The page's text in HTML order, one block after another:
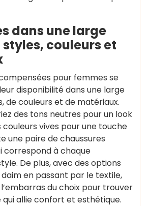
dans une large
couleurs et
pour femmes se
disponibilité dans une large
de couleurs et de matériaux.
des tons neutres pour un look
couleurs vives pour une touche
une paire de chaussures
correspond à chaque
De plus, avec des options
en passant par le textile,
du choix pour trouver
allie confort et esthétique.